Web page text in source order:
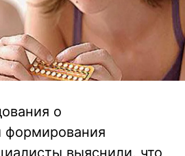
о
формирования
выяснили, что